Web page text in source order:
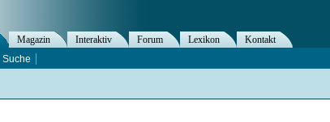
Magazin Interaktiv Forum Lexikon
Kontakt
Suche